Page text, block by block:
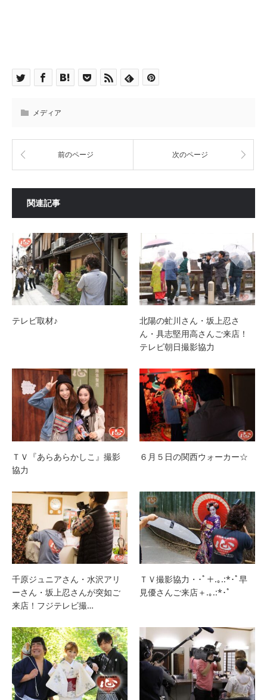
メディア
前のページ 次のページ
関連記事
テレビ取材♪
北陽の虻川さん・坂上忍さ
ん・具志堅用高さんご来店！
テレビ朝日撮影協力
ＴＶ『あらあらかしこ』撮影
協力
６月５日の関西ウォーカー☆
千原ジュニアさん・水沢アリ
ーさん・坂上忍さんが突如ご
来店！フジテレビ撮…
ＴＶ撮影協力・･ﾟ＋.｡.:*･ﾟ早
見優さんご来店＋.｡.:*･ﾟ